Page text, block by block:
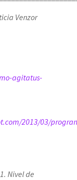
Venzor
agitatus-
2013/03/
Nivel de